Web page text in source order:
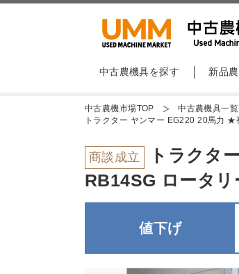
中古農機具を探す 新品
中古農機市場TOP 中古農機具一覧
トラクター ヤンマー EG220 20馬力
商談成立
トラクタ
RB14SG ロータリ
値下げ